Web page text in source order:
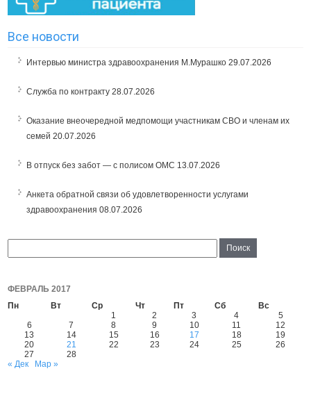
Все новости
Интервью министра здравоохранения М.Мурашко 29.07.2026
Служба по контракту 28.07.2026
Оказание внеочередной медпомощи участникам СВО и членам их
семей 20.07.2026
В отпуск без забот — с полисом ОМС 13.07.2026
Анкета обратной связи об удовлетворенности услугами
здравоохранения 08.07.2026
ФЕВРАЛЬ 2017
Пн
Вт Ср Чт Пт Сб
Вс
1
2 3 4
5
6
7 8 9 10 11
12
13
14 15 16 17 18
19
20
21 22 23 24 25
26
27
28
« Дек
Мар »